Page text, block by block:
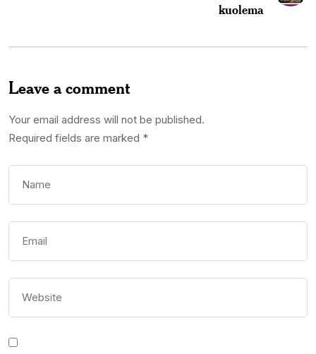
kuolema
Leave a comment
Your email address will not be published.
Required fields are marked *